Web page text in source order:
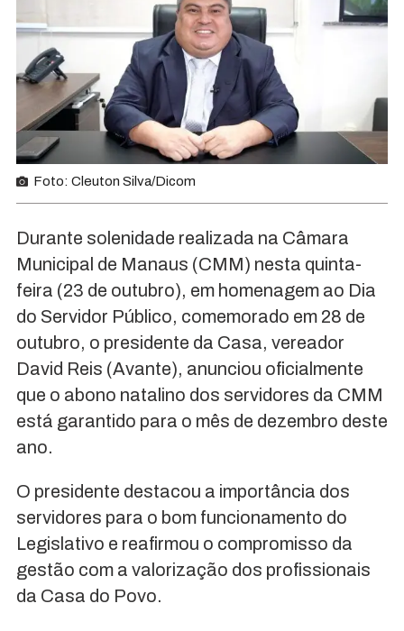
Foto: Cleuton Silva/Dicom
Durante solenidade realizada na Câmara
Municipal de Manaus (CMM) nesta quinta-
feira (23 de outubro), em homenagem ao Dia
do Servidor Público, comemorado em 28 de
outubro, o presidente da Casa, vereador
David Reis (Avante), anunciou oficialmente
que o abono natalino dos servidores da CMM
está garantido para o mês de dezembro deste
ano.
O presidente destacou a importância dos
servidores para o bom funcionamento do
Legislativo e reafirmou o compromisso da
gestão com a valorização dos profissionais
da Casa do Povo.